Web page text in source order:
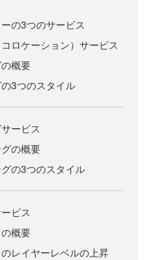
の3つのサービス
ロケーション）サービス
概要
3つのスタイル
ービス
の概要
の3つのスタイル
ビス
概要
レイヤーレベルの上昇